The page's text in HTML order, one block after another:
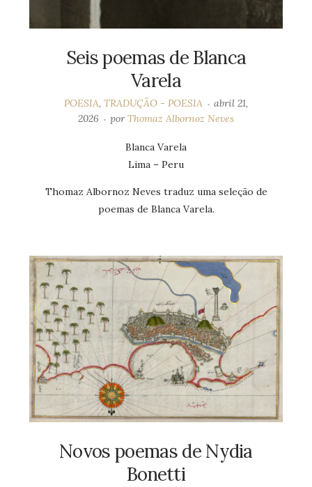
Seis poemas de Blanca
Varela
POESIA,TRADUÇÃO - POESIA
abril 21,
2026
porThomaz Albornoz Neves
Blanca Varela
Lima – Peru
Thomaz Albornoz Neves traduz uma seleção de
poemas de Blanca Varela.
Novos poemas de Nydia
Bonetti